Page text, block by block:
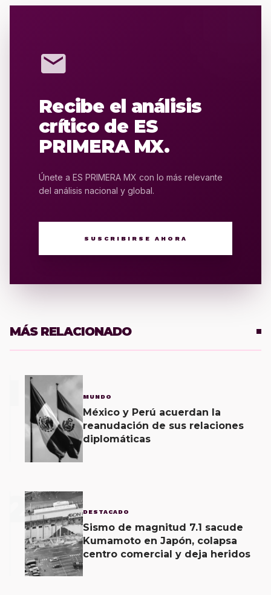
mail
Recibe el análisis
crítico de ES
PRIMERA MX.
Únete a ES PRIMERA MX con lo más relevante
del análisis nacional y global.
SUSCRIBIRSE AHORA
MÁS RELACIONADO
MUNDO
México y Perú acuerdan la
reanudación de sus relaciones
diplomáticas
2 DESTACADO
Sismo de magnitud 7.1 sacude
Kumamoto en Japón, colapsa
centro comercial y deja heridos